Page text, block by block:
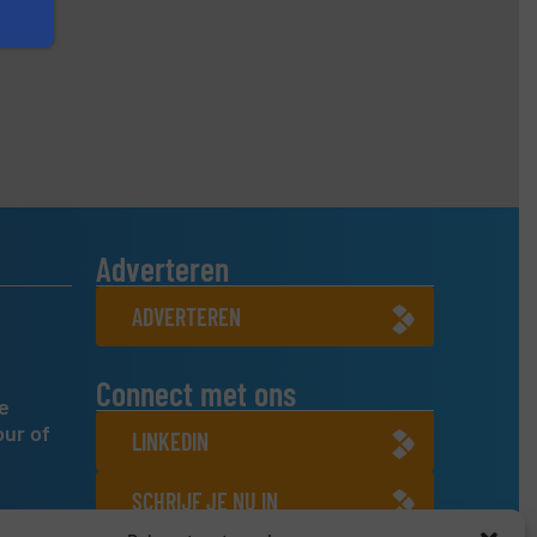
of
Adverteren
ADVERTEREN
Connect met ons
LINKEDIN
SCHRIJF JE NU IN